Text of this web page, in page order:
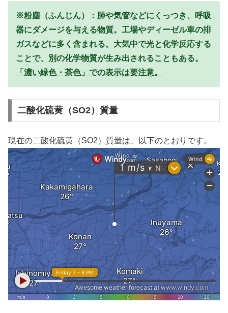
※粉塵（ふんじん）：肺や気管などにくっつき、呼吸
器にダメージを与える物質。工場やディーゼル車の排
ガスなどに多く含まれる。大気中で光と化学反応する
ことで、別の化学物質が生み出されることもある。
「濃い緑色・茶色」での表示は要注意。
二酸化硫黄（SO2）質量
現在の二酸化硫黄（SO2）質量は、以下のとおりです。